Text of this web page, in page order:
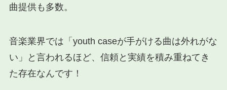
曲提供も多数。
音楽業界では「youth caseが手がける曲は外れがな
い」と言われるほど、信頼と実績を積み重ねてき
た存在なんです！